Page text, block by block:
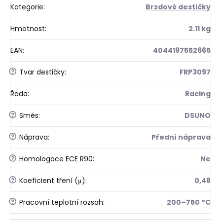
Kategorie: Brzdové destičky
Hmotnost: 2.11 kg
EAN: 4044197552665
? Tvar destičky: FRP3097
Řada: Racing
? Směs: DSUNO
? Náprava: Přední náprava
? Homologace ECE R90: Ne
? Koeficient tření (μ): 0,48
? Pracovní teplotní rozsah: 200–750 °C